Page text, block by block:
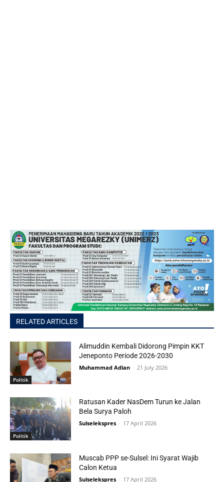
RELATED ARTICLES
Politik
Alimuddin Kembali Didorong Pimpin KKT
Jeneponto Periode 2026-2030
Muhammad Adlan - 21 July 2026
Politik
Ratusan Kader NasDem Turun ke Jalan
Bela Surya Paloh
Sulselekspres - 17 April 2026
Muscab PPP se-Sulsel: Ini Syarat Wajib
Calon Ketua
Sulselekspres - 17 April 2026